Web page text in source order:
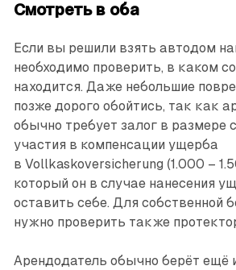
Смотреть в оба
Если вы решили взять автодом
необходимо проверить, в каком
находится. Даже небольшие
позже дорого обойтись, так как
обычно требует залог в размере
участия в компенсации ущерба
в Vollkaskoversicherung (1.000 –
который он в случае нанесения
оставить себе. Для собственной
нужно проверить также
Арендодатель обычно берёт ещё